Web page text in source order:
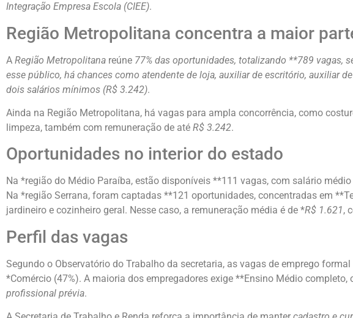
Integração Empresa Escola (CIEE).
Região Metropolitana concentra a maior
A Região Metropolitana reúne 77% das oportunidades, totalizando **789 vagas,
esse público, há chances como atendente de loja, auxiliar de escritório, auxiliar
dois salários mínimos (R$ 3.242).
Ainda na Região Metropolitana, há vagas para ampla concorrência, como
limpeza, também com remuneração de até R$ 3.242.
Oportunidades no interior do estado
Na *região do Médio Paraíba, estão disponíveis **111 vagas, com salário
Na *região Serrana, foram captadas **121 oportunidades, concentradas em
jardineiro e cozinheiro geral. Nesse caso, a remuneração média é de *R$ 1.621,
Perfil das vagas
Segundo o Observatório do Trabalho da secretaria, as vagas de emprego
*Comércio (47%). A maioria dos empregadores exige **Ensino Médio completo,
profissional prévia.